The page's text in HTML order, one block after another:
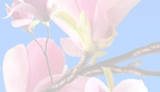
Skip
to
content